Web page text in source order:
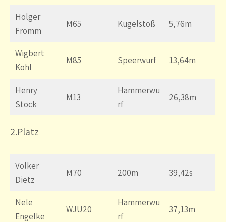
Holger
Fromm
M65 Kugelstoß 5,76m
Wigbert
Kohl
M85 Speerwurf 13,64m
Henry
Stock
M13
Hammerwu
rf
26,38m
2.Platz
Volker
Dietz
M70 200m 39,42s
Nele
Engelke
WJU20
Hammerwu
rf
37,13m